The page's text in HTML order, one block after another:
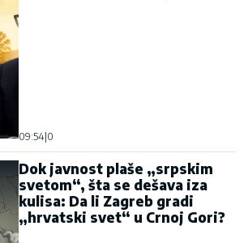
09:54|0
Dok javnost plaše „srpskim
svetom“, šta se dešava iza
kulisa: Da li Zagreb gradi
„hrvatski svet“ u Crnoj Gori?